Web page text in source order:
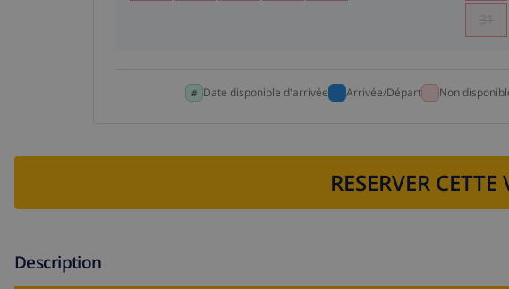
31
Date disponible d'arrivée Arrivée/Départ Non
RESERVER CETTE
Description